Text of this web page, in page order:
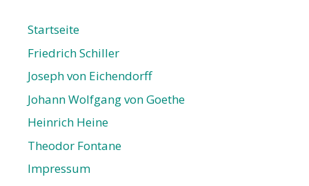
Startseite
Friedrich Schiller
Joseph von Eichendorff
Johann Wolfgang von Goethe
Heinrich Heine
Theodor Fontane
Impressum